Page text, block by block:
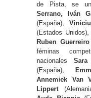
de Pista, se
Serrano, Iván
(España),
(Estados Unidos),
Ruben Guerreiro
féminas
nacionales
(España),
Annemiek Van
Lippert